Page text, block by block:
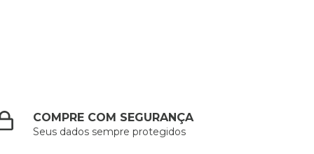
COMPRE COM SEGURANÇA
Seus dados sempre protegidos